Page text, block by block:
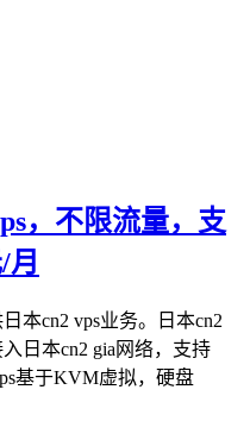
，不限流量，支
本cn2 vps业务。日本cn2
日本cn2 gia网络，支持
基于KVM虚拟，硬盘